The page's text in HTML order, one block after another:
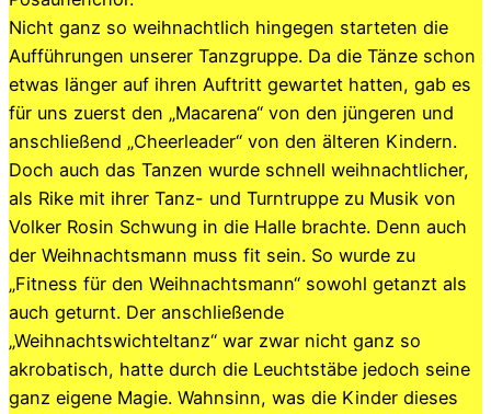
Nicht ganz so weihnachtlich hingegen starteten die
Aufführungen unserer Tanzgruppe. Da die Tänze schon
etwas länger auf ihren Auftritt gewartet hatten, gab es
für uns zuerst den „Macarena“ von den jüngeren und
anschließend „Cheerleader“ von den älteren Kindern.
Doch auch das Tanzen wurde schnell weihnachtlicher,
als Rike mit ihrer Tanz- und Turntruppe zu Musik von
Volker Rosin Schwung in die Halle brachte. Denn auch
der Weihnachtsmann muss fit sein. So wurde zu
„Fitness für den Weihnachtsmann“ sowohl getanzt als
auch geturnt. Der anschließende
„Weihnachtswichteltanz“ war zwar nicht ganz so
akrobatisch, hatte durch die Leuchtstäbe jedoch seine
ganz eigene Magie. Wahnsinn, was die Kinder dieses